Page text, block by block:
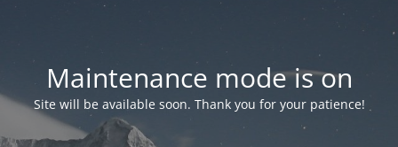
Maintenance mode is on
Site will be available soon. Thank you for your patience!